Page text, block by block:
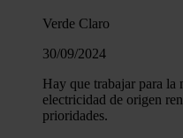
Verde Claro
30/09/2024
Hay que trabajar para la
electricidad de origen
prioridades.